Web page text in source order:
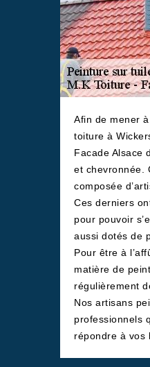
Afin de mener
toiture à
Facade Alsace
et chevronnée.
composée
Ces derniers
pour pouvoir
aussi dotés de
Pour être à
matière de
régulièrement
Nos artisans
professionnels
répondre à vos